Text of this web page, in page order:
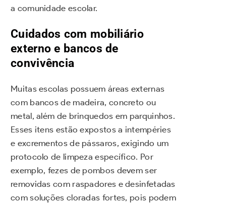
a comunidade escolar.
Cuidados com mobiliário
externo e bancos de
convivência
Muitas escolas possuem áreas externas
com bancos de madeira, concreto ou
metal, além de brinquedos em parquinhos.
Esses itens estão expostos a intempéries
e excrementos de pássaros, exigindo um
protocolo de limpeza específico. Por
exemplo, fezes de pombos devem ser
removidas com raspadores e desinfetadas
com soluções cloradas fortes, pois podem